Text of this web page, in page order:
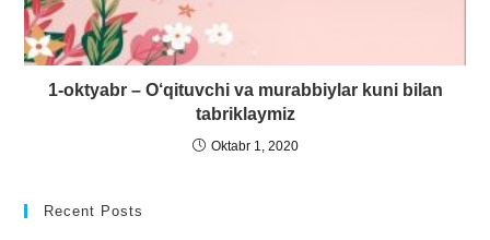
1-oktyabr – O‘qituvchi va murabbiylar kuni bilan
tabriklaymiz
Oktabr 1, 2020
Recent Posts